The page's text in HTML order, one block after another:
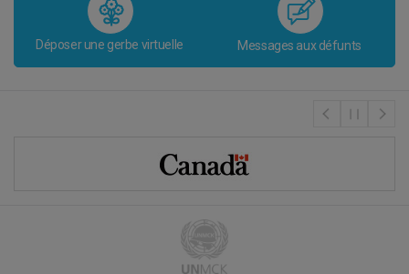
Déposer une gerbe virtuelle Messages aux défunts